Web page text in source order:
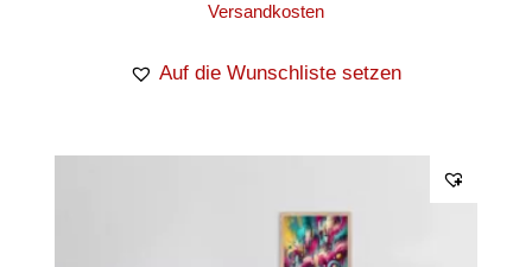
Versandkosten
Auf die Wunschliste setzen